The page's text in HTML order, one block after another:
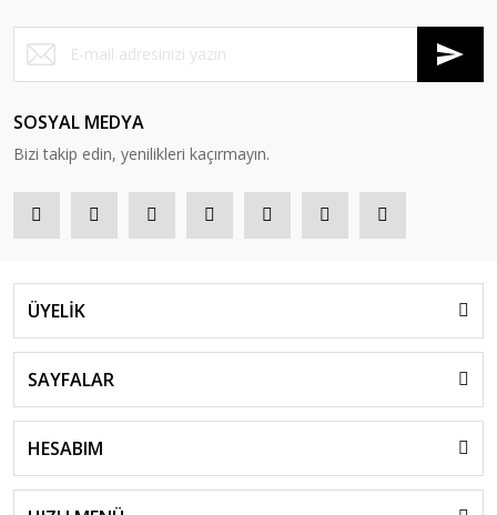
SOSYAL MEDYA
Bizi takip edin, yenilikleri kaçırmayın.
ÜYELİK
SAYFALAR
HESABIM